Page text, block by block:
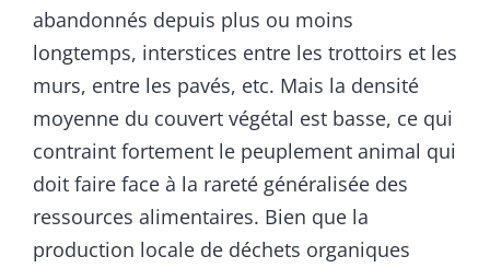
abandonnés depuis plus ou moins
longtemps, interstices entre les trottoirs et les
murs, entre les pavés, etc. Mais la densité
moyenne du couvert végétal est basse, ce qui
contraint fortement le peuplement animal qui
doit faire face à la rareté généralisée des
ressources alimentaires. Bien que la
production locale de déchets organiques